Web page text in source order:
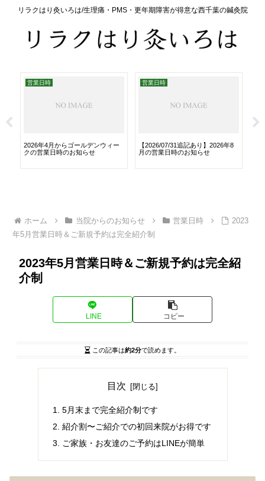
リラクはり灸いろは/生理痛・PMS・更年期障害が得意な西千葉の鍼灸院
営業日時
2026年4月からゴールデンウィー
クの営業日時のお知らせ
営業日時
【2026/07/31追記あり】2026年8
月の営業日時のお知らせ
ホーム 当院からのお知らせ 営業日時
2023
年5月営業日時＆ご新規予約は完全紹介制
2023年5月営業日時＆ご新規予約は完全紹
介制
LINE コピー
この記事は約2分で読めます。
目次
5月末まで完全紹介制です
紹介割〜ご紹介での初回来院がお得です
ご家族・お友達のご予約はLINEが簡単